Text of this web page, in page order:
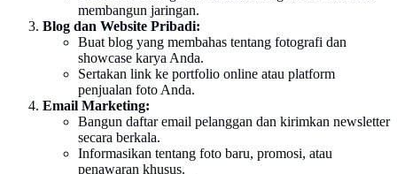
membangun jaringan.
Blog dan Website Pribadi:
Buat blog yang membahas tentang fotografi dan
showcase karya Anda.
Sertakan link ke portfolio online atau platform
penjualan foto Anda.
Email Marketing:
Bangun daftar email pelanggan dan kirimkan newsletter
secara berkala.
Informasikan tentang foto baru, promosi, atau
penawaran khusus.